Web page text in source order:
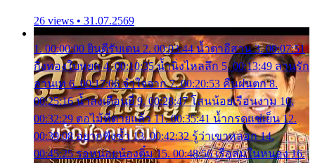
26 views • 31.07.2569
1. 00:00:00 ยินดีรับเดน 2. 00:03:44 น้ำตาอีสาน 3. 00:07:51
กิ่งทองใบหยก 4. 00:10:35 น้ำนิ่งไหลลึก 5. 00:13:49 ลานรัก
ลานเท 6. 00:17:06 จำใจจาก 7. 00:20:53 คืนฝนตก 8.
00:25:16 น้ำลงเดือนยี่ 9. 00:28:47 โสนน้อยเรือนงาม 10.
00:32:29 ตอไม้ที่ตายแล้ว 11. 00:35:41 น้ำกรดแช่เย็น 12.
00:39:08 อยากฟังซ้ำ 13. 00:42:32 รู้ว่าเขาหลอก 14.
00:45:25 รอหน่อยน้องติ๋ม 15. 00:48:56 เรือล่มในหนอง 16.